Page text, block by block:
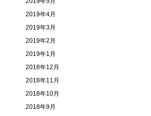
2019年4月
2019年3月
2019年2月
2019年1月
2018年12月
2018年11月
2018年10月
2018年9月